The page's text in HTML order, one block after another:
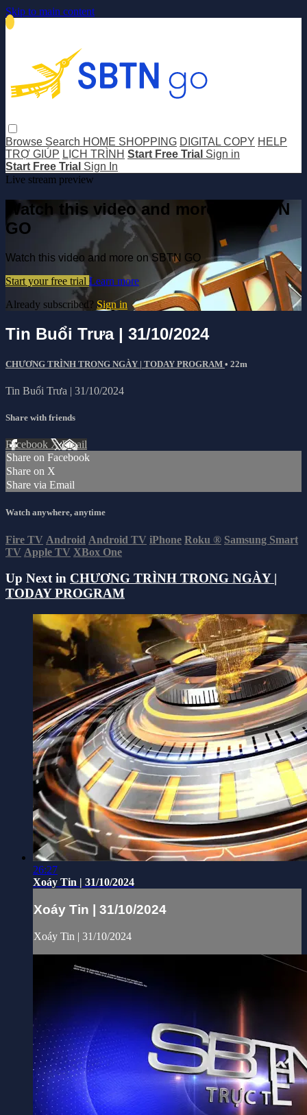
Skip to main content
Browse Search HOME SHOPPING DIGITAL COPY HELP
TRỢ GIÚP LỊCH TRÌNH Start Free Trial Sign in
Start Free Trial Sign In
Live stream preview
Watch this video and more on SBTN
GO
Watch this video and more on SBTN GO
Start your free trial Learn more
Already subscribed? Sign in
Tin Buổi Trưa | 31/10/2024
CHƯƠNG TRÌNH TRONG NGÀY | TODAY PROGRAM • 22m
Tin Buổi Trưa | 31/10/2024
Share with friends
Facebook XEmail
Share on Facebook
Share on X
Share via Email
Watch anywhere, anytime
Fire TV Android Android TV iPhone Roku ® Samsung Smart
TV Apple TV XBox One
Up Next in CHƯƠNG TRÌNH TRONG NGÀY |
TODAY PROGRAM
26:27
Xoáy Tin | 31/10/2024
Xoáy Tin | 31/10/2024
Xoáy Tin | 31/10/2024